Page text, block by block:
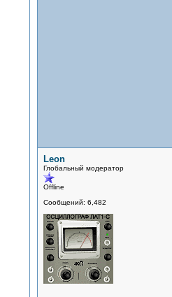
Leon
Глобальный модератор
Offline
Сообщений: 6,482